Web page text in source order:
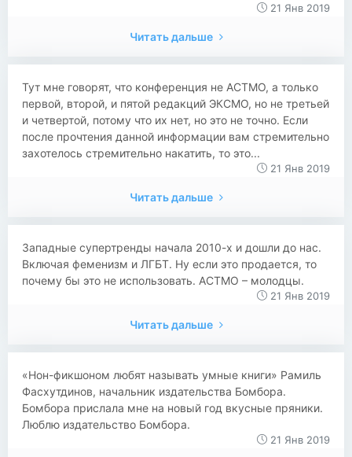
21 Янв 2019
Читать дальше
Тут мне говорят, что конференция не АСТМО, а только
первой, второй, и пятой редакций ЭКСМО, но не третьей
и четвертой, потому что их нет, но это не точно. Если
после прочтения данной информации вам стремительно
захотелось стремительно накатить, то это...
21 Янв 2019
Читать дальше
Западные супертренды начала 2010-х и дошли до нас.
Включая феменизм и ЛГБТ. Ну если это продается, то
почему бы это не использовать. АСТМО – молодцы.
21 Янв 2019
Читать дальше
«Нон-фикшоном любят называть умные книги» Рамиль
Фасхутдинов, начальник издательства Бомбора.
Бомбора прислала мне на новый год вкусные пряники.
Люблю издательство Бомбора.
21 Янв 2019